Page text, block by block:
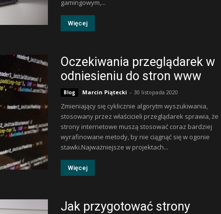
gamingowym,...
Więcej
Oczekiwania przeglądarek w
odniesieniu do stron www
Blog Marcin Piątecki - 30 listopada 2020
Zmieniający się cyklicznie algorytm wyszukiwania,
stosowany przez właścicieli przeglądarek sprawia, że
strony internetowe muszą stosować coraz bardziej
wyrafinowane metody, by nie ciągnąć się w ogonie
stawki.Najważniejsze w projektach...
Więcej
Jak przygotować strony